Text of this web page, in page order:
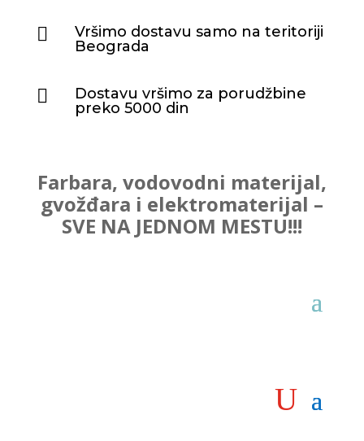

Vršimo dostavu samo na teritoriji
Beograda

Dostavu vršimo za porudžbine
preko 5000 din
Farbara, vodovodni materijal,
gvožđara i elektromaterijal –
SVE NA JEDNOM MESTU!!!